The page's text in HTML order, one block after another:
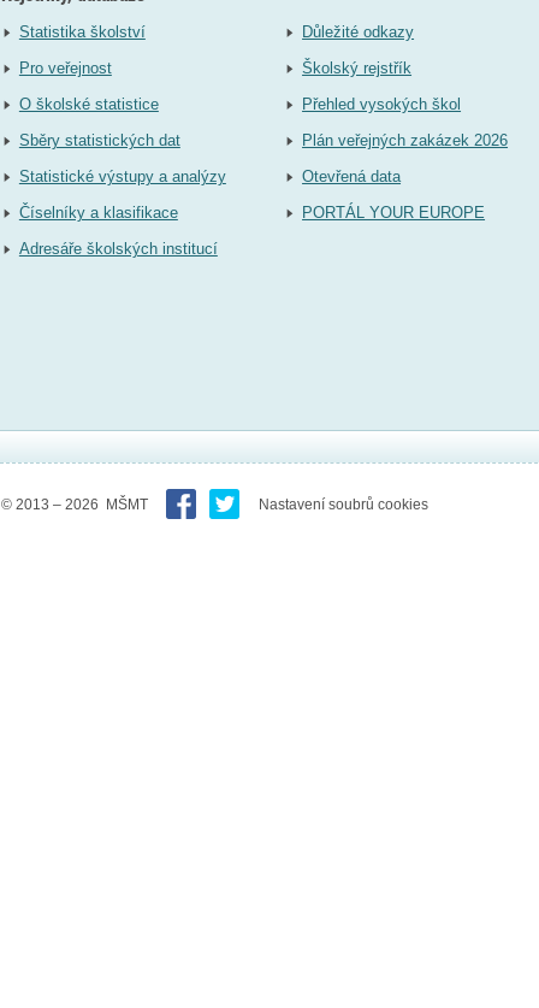
Statistika školství
Pro veřejnost
O školské statistice
Sběry statistických dat
Statistické výstupy a analýzy
Číselníky a klasifikace
Adresáře školských institucí
Důležité odkazy
Školský rejstřík
Přehled vysokých škol
Plán veřejných zakázek 2026
Otevřená data
PORTÁL YOUR EUROPE
© 2013 – 2026 MŠMT Nastavení soubrů cookies